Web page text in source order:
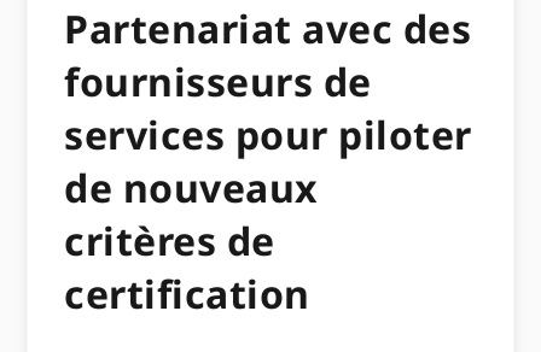
Partenariat avec des
fournisseurs de
services pour piloter
de nouveaux
critères de
certification